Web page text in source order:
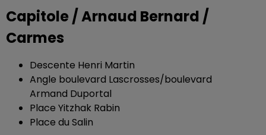
Capitole / Arnaud Bernard /
Carmes
Descente Henri Martin
Angle boulevard Lascrosses/boulevard
Armand Duportal
Place Yitzhak Rabin
Place du Salin